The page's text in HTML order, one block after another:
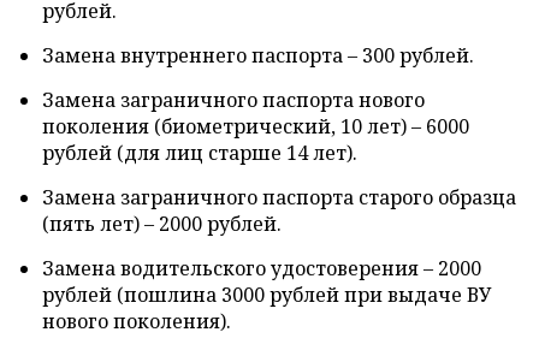
рублей.
Замена внутреннего паспорта – 300 рублей.
Замена заграничного паспорта нового
поколения (биометрический, 10 лет) – 6000
рублей (для лиц старше 14 лет).
Замена заграничного паспорта старого образца
(пять лет) – 2000 рублей.
Замена водительского удостоверения – 2000
рублей (пошлина 3000 рублей при выдаче ВУ
нового поколения).